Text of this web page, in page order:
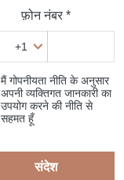
फ़ोन नंबर *
+1
मैं गोपनीयता नीति के अनुसार
अपनी व्यक्तिगत जानकारी का
उपयोग करने की नीति से
सहमत हूँ
संदेश